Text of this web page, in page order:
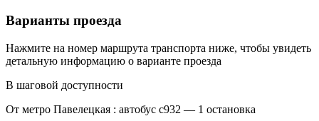
Варианты проезда
Нажмите на номер маршрута транспорта ниже, чтобы увидеть
детальную информацию о варианте проезда
В шаговой доступности
От метро Павелецкая : автобус с932 — 1 остановка